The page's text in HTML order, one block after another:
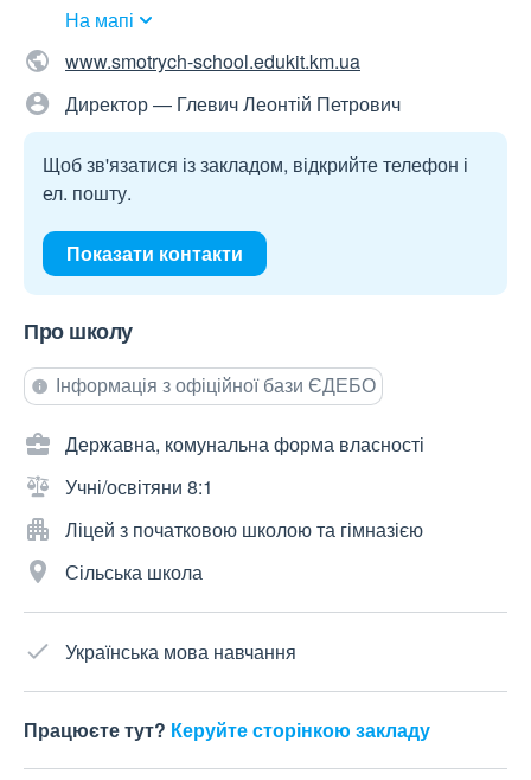
На мапі
www.smotrych-school.edukit.km.ua
Директор — Глевич Леонтій Петрович
Щоб зв'язатися із закладом, відкрийте телефон і
ел. пошту.
Показати контакти
Про школу
Інформація з офіційної бази ЄДЕБО
Державна, комунальна форма власності
Учні/освітяни 8:1
Ліцей з початковою школою та гімназією
Сільська школа
Українська мова навчання
Працюєте тут? Керуйте сторінкою закладу